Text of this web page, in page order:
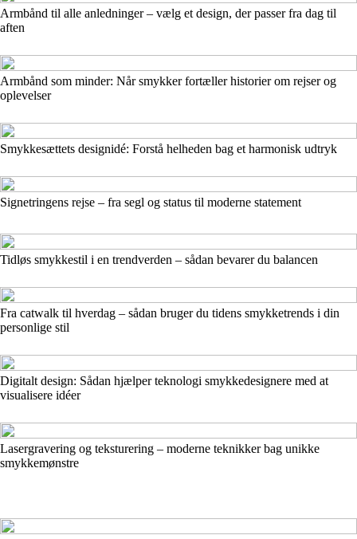
Armbånd til alle anledninger – vælg et design, der passer fra dag til
aften
Armbånd som minder: Når smykker fortæller historier om rejser og
oplevelser
Smykkesættets designidé: Forstå helheden bag et harmonisk udtryk
Signetringens rejse – fra segl og status til moderne statement
Tidløs smykkestil i en trendverden – sådan bevarer du balancen
Fra catwalk til hverdag – sådan bruger du tidens smykketrends i din
personlige stil
Digitalt design: Sådan hjælper teknologi smykkedesignere med at
visualisere idéer
Lasergravering og teksturering – moderne teknikker bag unikke
smykkemønstre